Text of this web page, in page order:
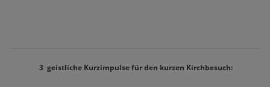
3 geistliche Kurzimpulse für den kurzen Kirchbesuch: